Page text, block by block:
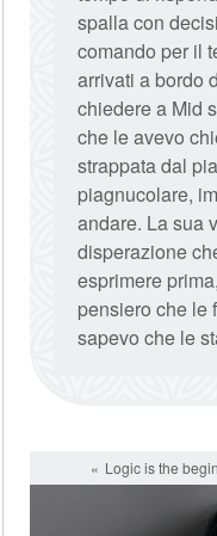
spalla con
comando per il
arrivati a bordo
chiedere a Mid
che le avevo
strappata dal
piagnucolare,
andare. La sua
disperazione
esprimere
pensiero che le
sapevo che le
Logic is the